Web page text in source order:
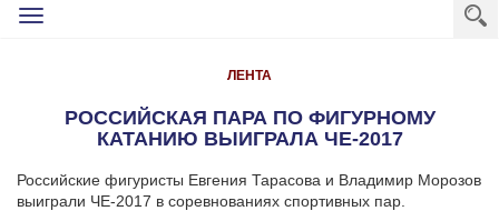
Toggle
ЛЕНТА
РОССИЙСКАЯ ПАРА ПО ФИГУРНОМУ
КАТАНИЮ ВЫИГРАЛА ЧЕ-2017
Российские фигуристы Евгения Тарасова и Владимир Морозов
выиграли ЧЕ-2017 в соревнованиях спортивных пар.